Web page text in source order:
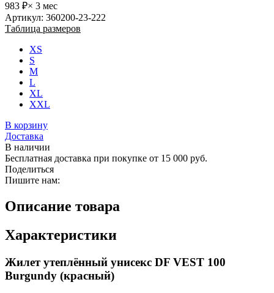
983 ₽× 3 мес
Артикул: 360200-23-222
Таблица размеров
XS
S
M
L
XL
XXL
В корзину
Доставка
В наличии
Бесплатная доставка при покупке от 15 000 руб.
Поделиться
Пишите нам:
Описание товара
Характеристики
Жилет утеплённый унисекс DF VEST 100
Burgundy (красный)